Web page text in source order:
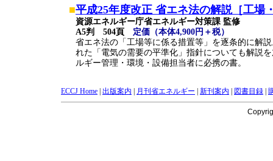
■平成25年度改正 省エネ法の解説［工場
資源エネルギー庁省エネルギー対策課 監修
A5判 504頁 定価（本体4,900円＋税）
省エネ法の「工場等に係る措置等」を逐条的に解
れた「電気の需要の平準化」指針についても解説
ルギー管理・環境・設備担当者に必携の書。
ECCJ Home 出版案内 月刊省エネルギー 新刊案内 図書目録